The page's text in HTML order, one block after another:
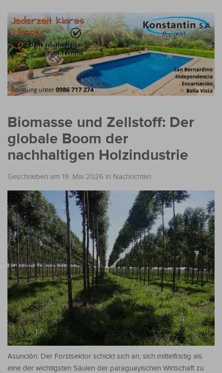
Biomasse und Zellstoff: Der
globale Boom der
nachhaltigen Holzindustrie
Geschrieben am 19. Mai 2026 in Nachrichten
Asunción: Der Forstsektor schickt sich an, sich mittelfristig als
eine der wichtigsten Säulen der paraguayischen Wirtschaft zu